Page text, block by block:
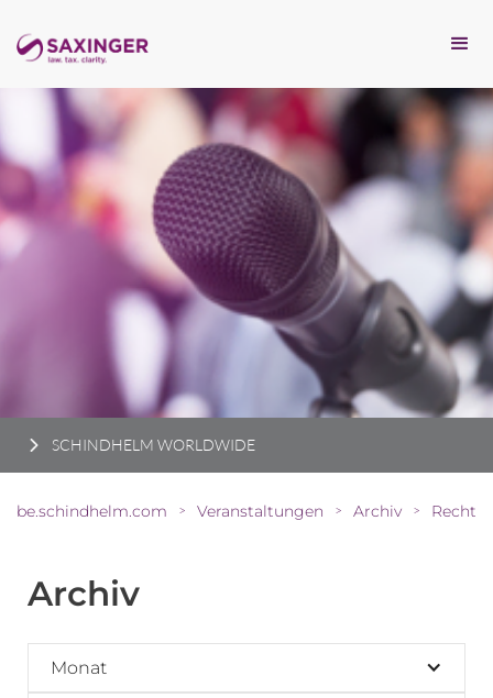
SCHINDHELM WORLDWIDE
be.schindhelm.com > Veranstaltungen > Archiv >
Archiv
Monat